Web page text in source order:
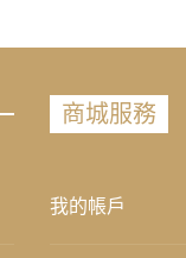
商城服務
我的帳戶